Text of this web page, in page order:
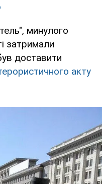
минулого
затримали
доставити
акту